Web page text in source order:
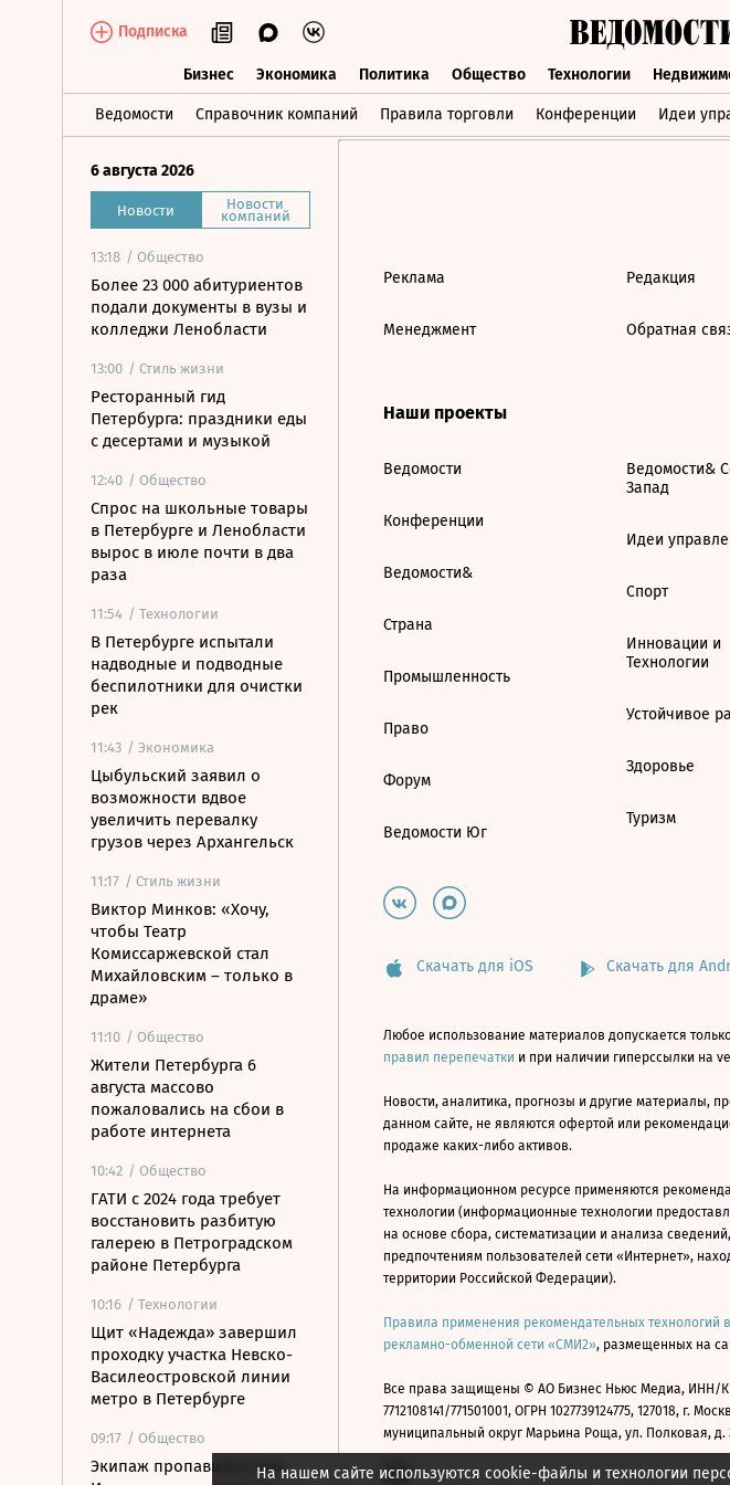
Подписка
Бизнес Экономика Политика Общество Технологии
Ведомости Справочник компаний Правила торговли Конференции Идеи
Бизнес Экономика Политика Общество Технологии
6 августа 2026
Новости Новости
компаний
13:18 / Общество
Более 23 000 абитуриентов
подали документы в вузы и
колледжи Ленобласти
13:00 / Стиль жизни
Ресторанный гид
Петербурга: праздники еды
с десертами и музыкой
12:40 / Общество
Спрос на школьные товары
в Петербурге и Ленобласти
вырос в июле почти в два
раза
11:54 / Технологии
В Петербурге испытали
надводные и подводные
беспилотники для очистки
рек
11:43 / Экономика
Цыбульский заявил о
возможности вдвое
увеличить перевалку
грузов через Архангельск
11:17 / Стиль жизни
Виктор Минков: «Хочу,
чтобы Театр
Комиссаржевской стал
Михайловским – только в
драме»
11:10 / Общество
Жители Петербурга 6
августа массово
пожаловались на сбои в
работе интернета
10:42 / Общество
ГАТИ с 2024 года требует
восстановить разбитую
галерею в Петроградском
районе Петербурга
10:16 / Технологии
Щит «Надежда» завершил
проходку участка Невско-
Василеостровской линии
метро в Петербурге
09:17 / Общество
Экипаж пропавшего подНа нашем сайте используются cookie-файлы и технологии
Реклама
Менеджмент
Редакция
Обратная
Наши проекты
Ведомости
Конференции
Ведомости&
Страна
Промышленность
Право
Форум
Ведомости Юг
Ведомости&
Запад
Идеи
Спорт
Инновации и
Технологии
Устойчивое
Здоровье
Туризм
Скачать для iOS Скачать для
Любое использование материалов допускается
правил перепечатки и при наличии гиперссылки на
Новости, аналитика, прогнозы и другие материалы,
данном сайте, не являются офертой или
продаже каких-либо активов.
На информационном ресурсе применяются
технологии (информационные технологии
на основе сбора, систематизации и анализа
предпочтениям пользователей сети «Интернет»,
территории Российской Федерации).
Правила применения рекомендательных технологий
рекламно-обменной сети «СМИ2», размещенных на
Все права защищены © АО Бизнес Ньюс Медиа, ИНН/
7712108141/771501001, ОГРН 1027739124775, 127018, г.
муниципальный округ Марьина Роща, ул. Полковая, д.